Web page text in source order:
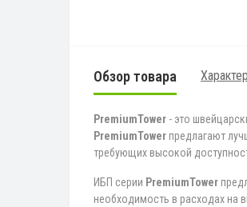
Обзор товара
PremiumTower - это
PremiumTower предлагают
требующих высокой
ИБП серии PremiumTower
необходимость в расходах на